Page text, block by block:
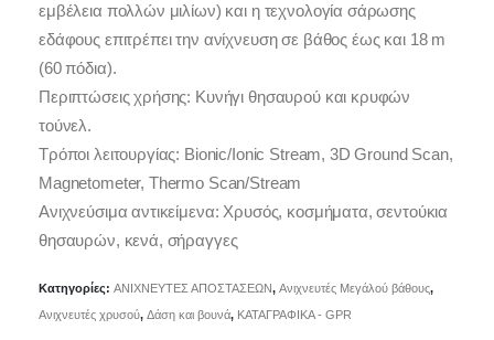
εμβέλεια πολλών μιλίων) και η τεχνολογία σάρωσης
εδάφους επιτρέπει την ανίχνευση σε βάθος έως και 18 m
(60 πόδια).
Περιπτώσεις χρήσης: Κυνήγι θησαυρού και κρυφών
τούνελ.
Τρόποι λειτουργίας: Bionic/Ionic Stream, 3D Ground Scan,
Magnetometer, Thermo Scan/Stream
Ανιχνεύσιμα αντικείμενα: Χρυσός, κοσμήματα, σεντούκια
θησαυρών, κενά, σήραγγες
Κατηγορίες: ΑΝΙΧΝΕΥΤΕΣ ΑΠΟΣΤΑΣΕΩΝ, Ανιχνευτές Μεγάλού βάθους,
Ανιχνευτές χρυσού, Δάση και βουνά, ΚΑΤΑΓΡΑΦΙΚΑ - GPR